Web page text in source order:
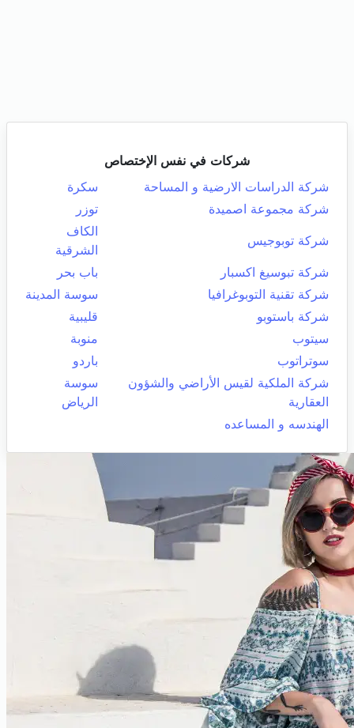
شركات في نفس الإختصاص
شركة الدراسات الارضية و المساحة
سكرة
شركة مجموعة اصميدة
توزر
شركة توبوجيس
الكاف
الشرقية
شركة تبوسيغ اكسبار
باب بحر
شركة تقنية التوبوغرافيا
سوسة المدينة
شركة باستوبو
قليبية
سيتوب
منوبة
سوتراتوب
باردو
شركة الملكية لقيس الأراضي والشؤون
العقارية
سوسة
الرياض
الهندسه و المساعده